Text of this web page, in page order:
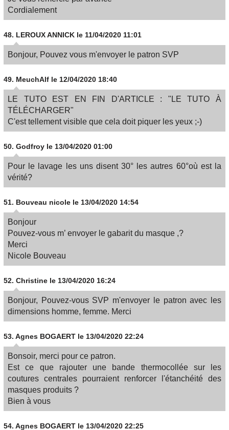
Cordialement
48. LEROUX ANNICK le 11/04/2020 11:01
Bonjour, Pouvez vous m'envoyer le patron SVP
49. MeuchAlf le 12/04/2020 18:40
LE TUTO EST EN FIN D'ARTICLE : "LE TUTO À
TÉLÉCHARGER"
C'est tellement visible que cela doit piquer les yeux ;-)
50. Godfroy le 13/04/2020 01:00
Pour le lavage les uns disent 30° les autres 60°où est la
vérité?
51. Bouveau nicole le 13/04/2020 14:54
Bonjour
Pouvez-vous m’ envoyer le gabarit du masque ,?
Merci
Nicole Bouveau
52. Christine le 13/04/2020 16:24
Bonjour, Pouvez-vous SVP m'envoyer le patron avec les
dimensions homme, femme. Merci
53. Agnes BOGAERT le 13/04/2020 22:24
Bonsoir, merci pour ce patron.
Est ce que rajouter une bande thermocollée sur les
coutures centrales pourraient renforcer l'étanchéité des
masques produits ?
Bien à vous
54. Agnes BOGAERT le 13/04/2020 22:25